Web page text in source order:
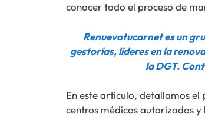
conocer todo el proceso de
Renuevatucarnet es un
gestorías, líderes en la
la DGT.
En este artículo, detallamos
centros médicos autorizados